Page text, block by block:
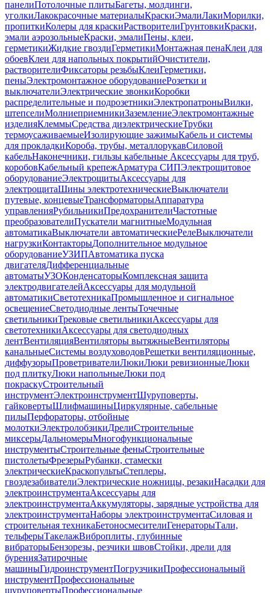
панелиПотолочные плитыБагеты, молдинги,
уголкиЛакокрасочные материалыКраскиЭмалиЛакиМорилки,
пропиткиКолеры для краскиРастворителиГрунтовкиКраски,
эмали аэрозольныеКраски, эмалиПены, клеи,
герметикиЖидкие гвоздиГерметикиМонтажная пенаКлеи для
обоевКлеи для напольных покрытийОчистители,
растворителиФиксаторы резьбыКлеиГерметики,
пеныЭлектромонтажное оборудованиеРозетки и
выключателиЭлектрические звонкиКоробки
распределительные и подрозетникиЭлектропатроныВилки,
штепселиМолниеприемникиЗаземлениеЭлектромонтажные
изделияКлеммыСредства диэлектрическиеТрубки
термоусаживаемыеИзолирующие зажимыКабель и системы
для прокладкиКороба, трубы, металлорукавСиловой
кабельНаконечники, гильзы кабельные Аксессуары для труб,
коробовКабельный крепежАрматура СИПЭлектрощитовое
оборудованиеЭлектрощитыАксессуары для
электрощитаШины электротехническиеВыключатели
путевые, концевыеТрансформаторыАппаратура
управленияРубильникиПредохранителиЧастотные
преобразователиПускатели магнитныеМодульная
автоматикаВыключатели автоматическиеРелеВыключатели
нагрузкиКонтакторыДополнительное модульное
оборудованиеУЗИПАвтоматика пуска
двигателяДифференциальные
автоматыУЗОКонденсаторыКомплексная защита
электродвигателейАксессуары для модульной
автоматикиСветотехникаПромышленное и сигнальное
освещениеСветодиодные лентыТочечные
светильникиТрековые светильникиАксессуары для
светотехникиАксессуары для светодиодных
лентВентиляцияВентиляторы вытяжныеВентиляторы
канальныеСистемы воздуховодовРешетки вентиляционные,
диффузорыПроветривателиЛюкиЛюки ревизионныеЛюки
под плиткуЛюки напольныеЛюки под
покраскуСтроительный
инструментЭлектроинструментШуруповерты,
гайковертыШлифмашиныЦиркулярные, сабельные
пилыПерфораторы, отбойные
молоткиЭлектролобзикиДрелиСтроительные
миксерыДальномерыМногофункциональные
инструментыСтроительные феныСтроительные
пистолетыФрезерыРубанки, стамески
электрическиеКраскопультыСтеплеры,
гвоздезабивателиЭлектрические ножницы, резакиНасадки для
электроинструментаАксессуары для
электроинструментаАккумуляторы, зарядные устройства для
электроинструментаНаборы электроинструментаСиловая и
строительная техникаБетоносмесителиГенераторыТали,
тельферыТакелажВиброплиты, глубинные
вибраторыБензорезы, резчики швовСтойки, дрели для
буренияЗатирочные
машиныГидроинструментПогрузчикиПрофессиональный
инструментПрофессиональные
шуруповертыПрофессиональные